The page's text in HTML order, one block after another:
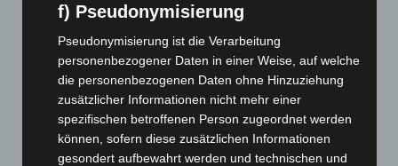
Hannover: Erste Tigermücken-Population in Niedersachsen
Brand im „Haus der Begegnung“ in Neuwarmbüchen schnell
eingedämmt
6. August 2026
f) Pseudonymisierung
Pseudonymisierung ist die Verarbeitung
personenbezogener Daten in einer Weise, auf welche
die personenbezogenen Daten ohne Hinzuziehung
zusätzlicher Informationen nicht mehr einer
spezifischen betroffenen Person zugeordnet werden
können, sofern diese zusätzlichen Informationen
gesondert aufbewahrt werden und technischen und